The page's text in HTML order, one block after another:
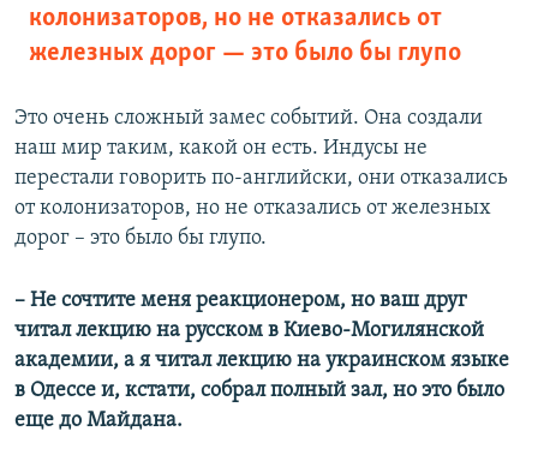
колонизаторов, но не отказались от
железных дорог — это было бы глупо
Это очень сложный замес событий. Она создали
наш мир таким, какой он есть. Индусы не
перестали говорить по-английски, они отказались
от колонизаторов, но не отказались от железных
дорог – это было бы глупо.
–​ Не сочтите меня реакционером, но ваш друг
читал лекцию на русском в Киево-Могилянской
академии, а я читал лекцию на украинском языке
в Одессе и, кстати, собрал полный зал, но это было
еще до Майдана.